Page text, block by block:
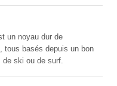
un noyau dur de
tous basés depuis un bon
ski ou de surf.